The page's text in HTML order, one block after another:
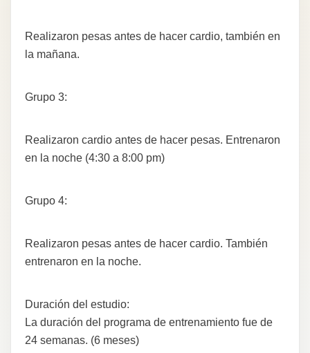
Realizaron pesas antes de hacer cardio, también en
la mañana.
Grupo 3:
Realizaron cardio antes de hacer pesas. Entrenaron
en la noche (4:30 a 8:00 pm)
Grupo 4:
Realizaron pesas antes de hacer cardio. También
entrenaron en la noche.
Duración del estudio:
La duración del programa de entrenamiento fue de
24 semanas. (6 meses)